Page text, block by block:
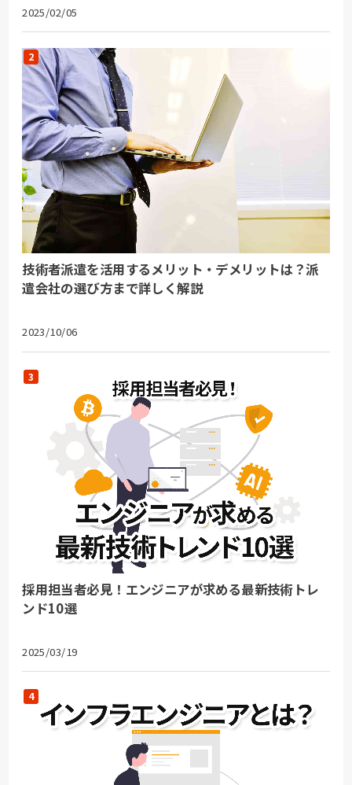
2025/02/05
技術者派遣を活用するメリット・デメリットは？派
遣会社の選び方まで詳しく解説
2023/10/06
採用担当者必見！エンジニアが求める最新技術トレ
ンド10選
2025/03/19